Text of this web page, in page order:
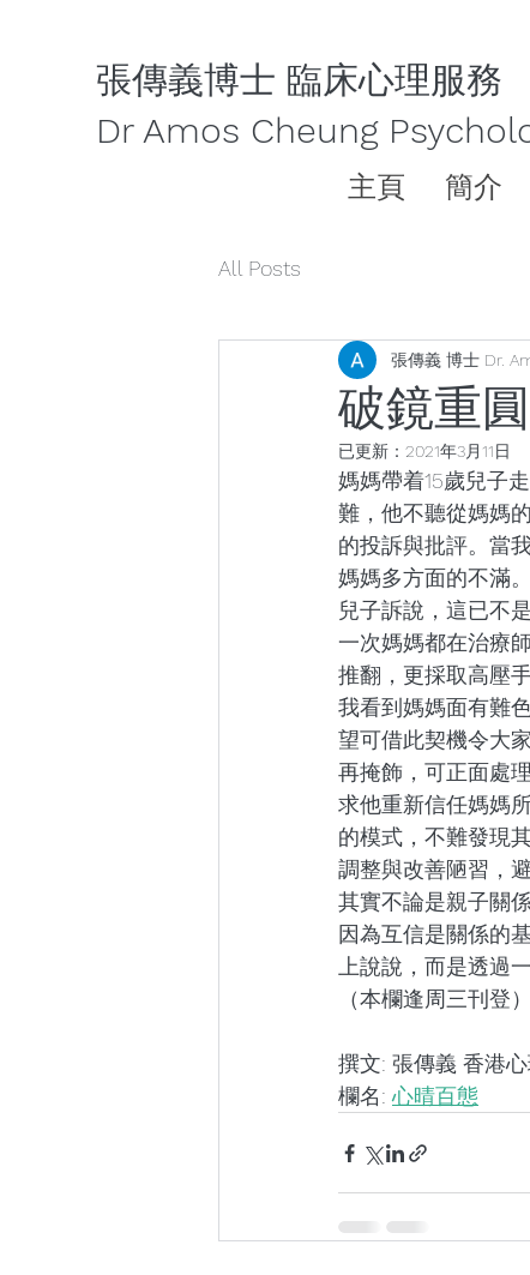
張傳義博士 臨床心理服務
Dr Amos Cheung
主頁 簡介
All Posts
破鏡重
張傳義 博士 Dr.
已更新： 2021年3月11日
媽媽帶着15歲兒子
難，他不聽從媽媽
的投訴與批評。當
媽媽多方面的不滿。
兒子訴說，這已不
一次媽媽都在治療
推翻，更採取高壓
我看到媽媽面有難
望可借此契機令大
再掩飾，可正面處
求他重新信任媽媽
的模式，不難發現
調整與改善陋習，
其實不論是親子關
因為互信是關係的
上說說，而是透過
（本欄逢周三刊登）
撰文: 張傳義 香港
欄名: 心晴百態